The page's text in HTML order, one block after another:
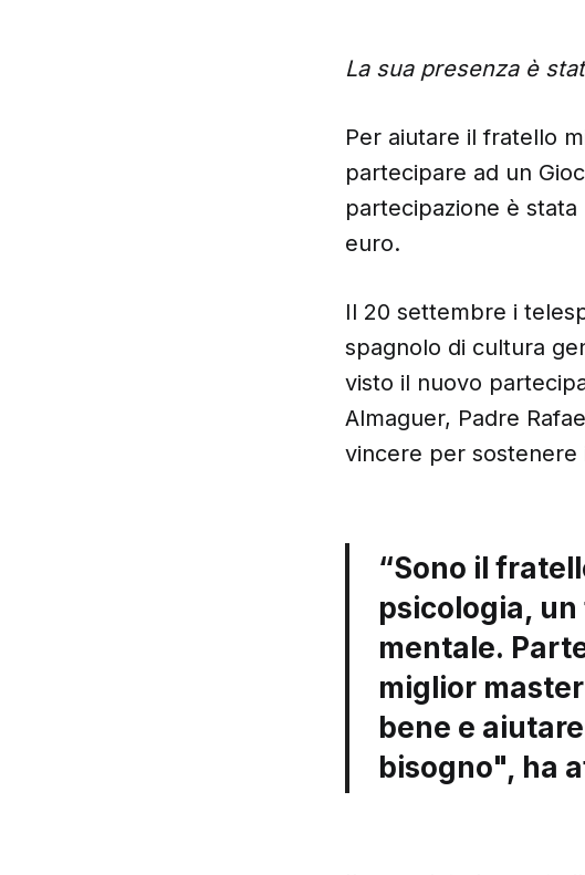
La sua presenza è
Per aiutare il fratello
partecipare ad un
partecipazione è
euro.
Il 20 settembre i
spagnolo di cultura
visto il nuovo
Almaguer, Padre
vincere per
“Sono il
psicologia,
mentale.
miglior
bene e
bisogno", ha